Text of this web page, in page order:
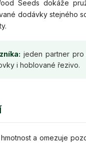
Seeds dokáže
dodávky stejného
jeden partner
i hoblované řezivo.
a omezuje